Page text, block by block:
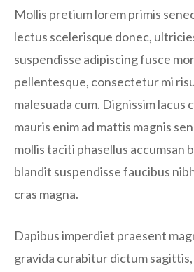
Mollis pretium lorem primis
lectus scelerisque donec,
suspendisse adipiscing fusce
pellentesque, consectetur mi
malesuada cum. Dignissim lacus
mauris enim ad mattis magnis
mollis taciti phasellus accumsan
blandit suspendisse faucibus
cras magna.
Dapibus imperdiet praesent
gravida curabitur dictum